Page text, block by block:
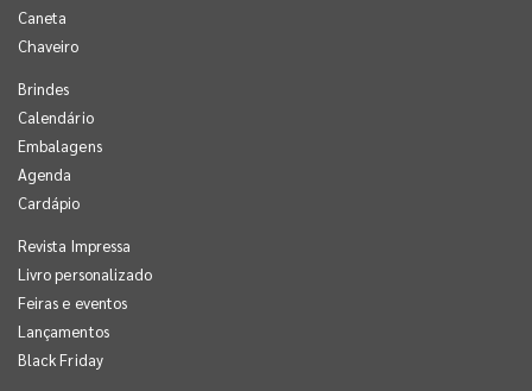
Caneta
Chaveiro
Brindes
Calendário
Embalagens
Agenda
Cardápio
Revista Impressa
Livro personalizado
Feiras e eventos
Lançamentos
Black Friday